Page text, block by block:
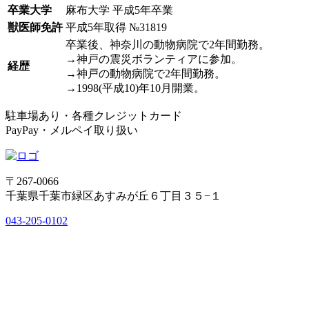
卒業大学
麻布大学 平成5年卒業
獣医師免許 平成5年取得 №31819
経歴
卒業後、神奈川の動物病院で2年間勤務。
→神戸の震災ボランティアに参加。
→神戸の動物病院で2年間勤務。
→1998(平成10)年10月開業。
駐車場あり・各種クレジットカード
PayPay・メルペイ取り扱い
〒267-0066
千葉県千葉市緑区あすみが丘６丁目３５−１
043-205-0102